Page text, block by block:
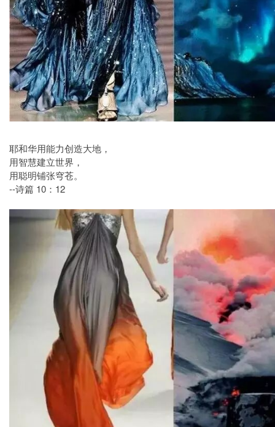
耶和华用能力创造大地，
用智慧建立世界，
用聪明铺张穹苍。
--诗篇 10：12